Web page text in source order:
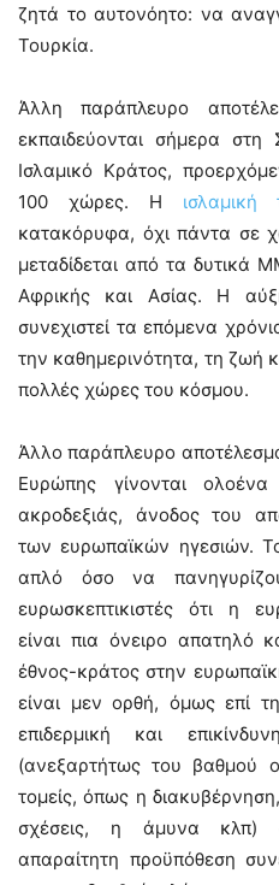
ζητά το αυτονόητο: να
Τουρκία.
Άλλη παράπλευρο
εκπαιδεύονται σήμερα
Ισλαμικό Κράτος,
100 χώρες. Η ισλαμική
κατακόρυφα, όχι πάντα σε
μεταδίδεται από τα
Αφρικής και Ασίας. Η
συνεχιστεί τα επόμενα
την καθημερινότητα, τη ζωή
πολλές χώρες του κόσμου.
Άλλο παράπλευρο
Ευρώπης γίνονται
ακροδεξιάς, άνοδος του
των ευρωπαϊκών ηγεσιών.
απλό όσο να
ευρωσκεπτικιστές ότι η
είναι πια όνειρο απατηλό
έθνος-κράτος στην
είναι μεν ορθή, όμως επί
επιδερμική και
(ανεξαρτήτως του βαθμού
τομείς, όπως η
σχέσεις, η άμυνα κλπ)
απαραίτητη προϋπόθεση